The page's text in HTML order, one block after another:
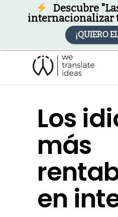
Los
más
en
Descubre
internacionalizar
¡QUIERO